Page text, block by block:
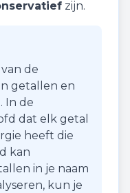
zijn.
de
getallen en
In de
dat elk getal
heeft die
kan
in je naam
kun je